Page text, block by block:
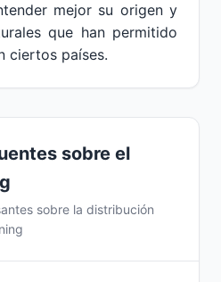
mejor su origen y
que han permitido
ciertos países.
sobre el
sobre la distribución